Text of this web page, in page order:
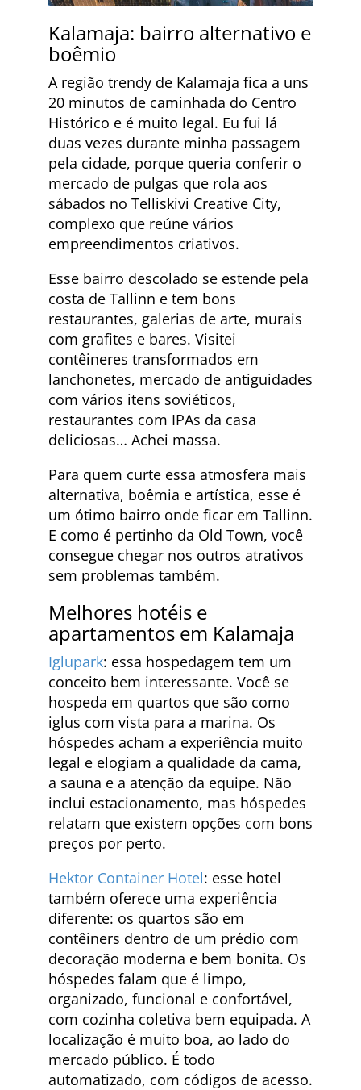
Kalamaja: bairro alternativo e
boêmio
A região trendy de Kalamaja fica a uns
20 minutos de caminhada do Centro
Histórico e é muito legal. Eu fui lá
duas vezes durante minha passagem
pela cidade, porque queria conferir o
mercado de pulgas que rola aos
sábados no Telliskivi Creative City,
complexo que reúne vários
empreendimentos criativos.
Esse bairro descolado se estende pela
costa de Tallinn e tem bons
restaurantes, galerias de arte, murais
com grafites e bares. Visitei
contêineres transformados em
lanchonetes, mercado de antiguidades
com vários itens soviéticos,
restaurantes com IPAs da casa
deliciosas… Achei massa.
Para quem curte essa atmosfera mais
alternativa, boêmia e artística, esse é
um ótimo bairro onde ficar em Tallinn.
E como é pertinho da Old Town, você
consegue chegar nos outros atrativos
sem problemas também.
Melhores hotéis e
apartamentos em Kalamaja
Iglupark: essa hospedagem tem um
conceito bem interessante. Você se
hospeda em quartos que são como
iglus com vista para a marina. Os
hóspedes acham a experiência muito
legal e elogiam a qualidade da cama,
a sauna e a atenção da equipe. Não
inclui estacionamento, mas hóspedes
relatam que existem opções com bons
preços por perto.
Hektor Container Hotel: esse hotel
também oferece uma experiência
diferente: os quartos são em
contêiners dentro de um prédio com
decoração moderna e bem bonita. Os
hóspedes falam que é limpo,
organizado, funcional e confortável,
com cozinha coletiva bem equipada. A
localização é muito boa, ao lado do
mercado público. É todo
automatizado, com códigos de acesso.